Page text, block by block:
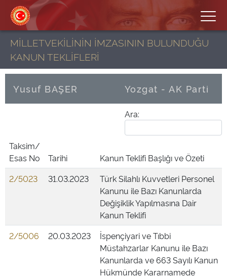
MİLLETVEKİLİNİN İMZASININ BULUNDUĞU
KANUN TEKLİFLERİ
Yusuf BAŞER Yozgat - AK Parti
Ara:
Taksim/
Esas No
Tarihi
Kanun Teklifi Başlığı ve Özeti
2/5023
31.03.2023
Türk Silahlı Kuvvetleri Personel
Kanunu ile Bazı Kanunlarda
Değişiklik Yapılmasına Dair
Kanun Teklifi
2/5006
20.03.2023
İspençiyari ve Tıbbi
Müstahzarlar Kanunu ile Bazı
Kanunlarda ve 663 Sayılı Kanun
Hükmünde Kararnamede